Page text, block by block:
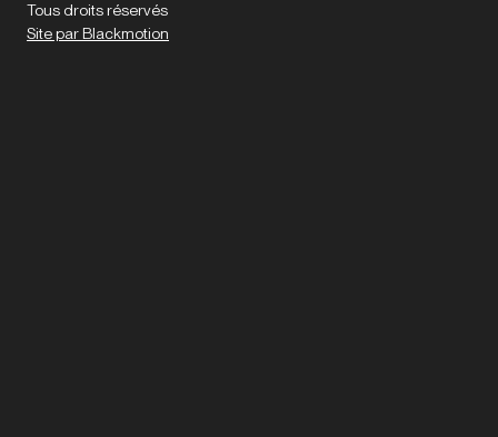
Tous droits réservés
Site par Blackmotion